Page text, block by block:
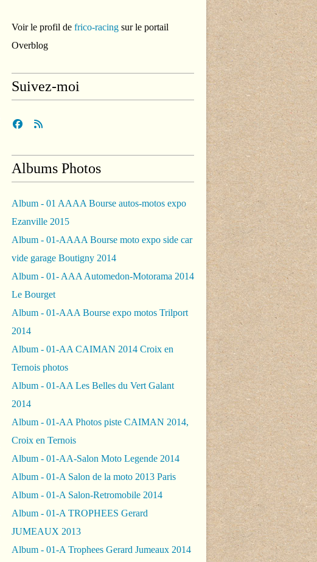
Voir le profil de frico-racing sur le portail
Overblog
Suivez-moi
Albums Photos
Album - 01 AAAA Bourse autos-motos expo
Ezanville 2015
Album - 01-AAAA Bourse moto expo side car
vide garage Boutigny 2014
Album - 01- AAA Automedon-Motorama 2014
Le Bourget
Album - 01-AAA Bourse expo motos Trilport
2014
Album - 01-AA CAIMAN 2014 Croix en
Ternois photos
Album - 01-AA Les Belles du Vert Galant
2014
Album - 01-AA Photos piste CAIMAN 2014,
Croix en Ternois
Album - 01-AA-Salon Moto Legende 2014
Album - 01-A Salon de la moto 2013 Paris
Album - 01-A Salon-Retromobile 2014
Album - 01-A TROPHEES Gerard
JUMEAUX 2013
Album - 01-A Trophees Gerard Jumeaux 2014